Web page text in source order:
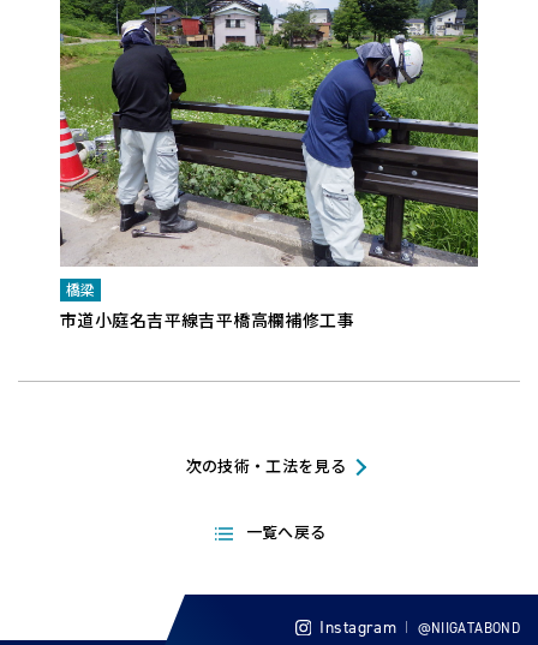
橋梁
市道小庭名吉平線吉平橋高欄補修工事
次の技術・工法を見る
一覧へ戻る
Instagram @NIIGATABOND